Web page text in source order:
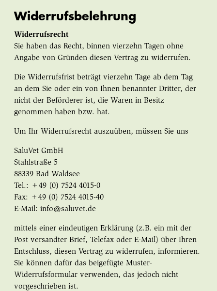
Widerrufsbelehrung
Widerrufsrecht
Sie haben das Recht, binnen vierzehn Tagen ohne
Angabe von Gründen diesen Vertrag zu widerrufen.
Die Widerrufsfrist beträgt vierzehn Tage ab dem Tag
an dem Sie oder ein von Ihnen benannter Dritter, der
nicht der Beförderer ist, die Waren in Besitz
genommen haben bzw. hat.
Um Ihr Widerrufsrecht auszuüben, müssen Sie uns
SaluVet GmbH
Stahlstraße 5
88339 Bad Waldsee
Tel.: +49 (0) 7524 4015-0
Fax: +49 (0) 7524 4015-40
E-Mail: info@saluvet.de
mittels einer eindeutigen Erklärung (z.B. ein mit der
Post versandter Brief, Telefax oder E-Mail) über Ihren
Entschluss, diesen Vertrag zu widerrufen, informieren.
Sie können dafür das beigefügte Muster-
Widerrufsformular verwenden, das jedoch nicht
vorgeschrieben ist.